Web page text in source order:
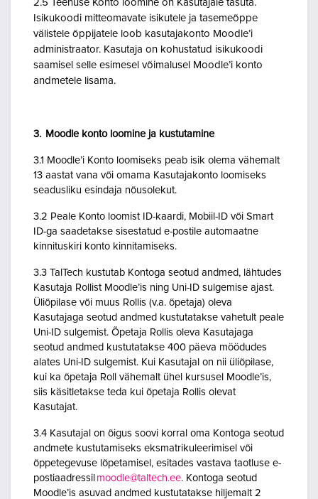
2.5 Teenuse Konto loomine on Kasutajale tasuta.
Isikukoodi mitteomavate isikutele ja tasemeõppe
välistele õppijatele loob kasutajakonto Moodle’i
administraator. Kasutaja on kohustatud isikukoodi
saamisel selle esimesel võimalusel Moodle’i konto
andmetele lisama.
3. Moodle konto loomine ja kustutamine
3.1 Moodle’i Konto loomiseks peab isik olema vähemalt
13 aastat vana või omama Kasutajakonto loomiseks
seadusliku esindaja nõusolekut.
3.2 Peale Konto loomist ID-kaardi, Mobiil-ID või Smart
ID-ga saadetakse sisestatud e-postile automaatne
kinnituskiri konto kinnitamiseks.
3.3 TalTech kustutab Kontoga seotud andmed, lähtudes
Kasutaja Rollist Moodle’is ning Uni-ID sulgemise ajast.
Üliõpilase või muus Rollis (v.a. õpetaja) oleva
Kasutajaga seotud andmed kustutatakse vahetult peale
Uni-ID sulgemist. Õpetaja Rollis oleva Kasutajaga
seotud andmed kustutatakse 400 päeva möödudes
alates Uni-ID sulgemist. Kui Kasutajal on nii üliõpilase,
kui ka õpetaja Roll vähemalt ühel kursusel Moodle’is,
siis käsitletakse teda kui õpetaja Rollis olevat
Kasutajat.
3.4 Kasutajal on õigus soovi korral oma Kontoga seotud
andmete kustutamiseks eksmatrikuleerimisel või
õppetegevuse lõpetamisel, esitades vastava taotluse e-
postiaadressil moodle@taltech.ee. Kontoga seotud
Moodle’is asuvad andmed kustutatakse hiljemalt 2